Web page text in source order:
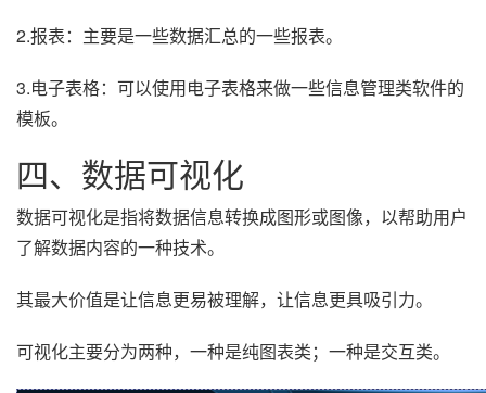
2.报表：主要是一些数据汇总的一些报表。
3.电子表格：可以使用电子表格来做一些信息管理类软件的
模板。
四、数据可视化
数据可视化是指将数据信息转换成图形或图像，以帮助用户
了解数据内容的一种技术。
其最大价值是让信息更易被理解，让信息更具吸引力。
可视化主要分为两种，一种是纯图表类；一种是交互类。